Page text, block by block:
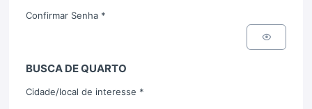
Confirmar Senha *
BUSCA DE QUARTO
Cidade/local de interesse *